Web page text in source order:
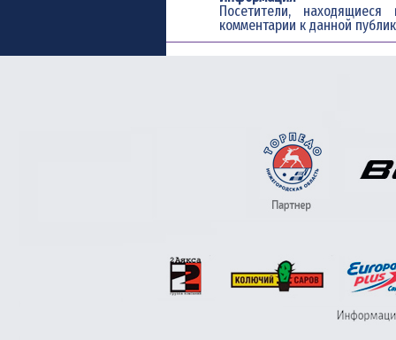
Посетители,
комментарии к данной